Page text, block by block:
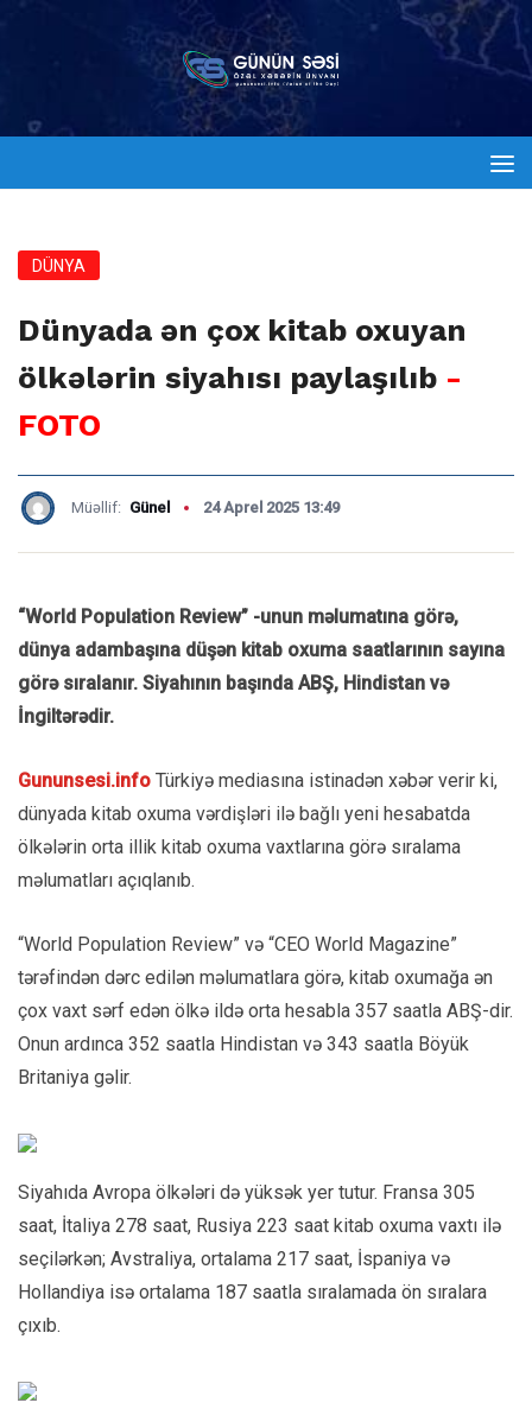
DÜNYA
Dünyada ən çox kitab oxuyan
ölkələrin siyahısı paylaşılıb -
FOTO
Müəllif: Günel 24 Aprel 2025 13:49
“World Population Review” -unun məlumatına görə,
dünya adambaşına düşən kitab oxuma saatlarının sayına
görəsıralanır. Siyahının başında ABŞ, Hindistan və
İngiltərədir.
Gununsesi.info Türkiyə mediasına istinadən xəbər verir ki,
dünyada kitab oxuma vərdişləri ilə bağlı yeni hesabatda
ölkələrin orta illik kitab oxuma vaxtlarına görə sıralama
məlumatları açıqlanıb.
“World Population Review” və “CEO World Magazine”
tərəfindən dərc edilən məlumatlara görə, kitab oxumağa ən
çox vaxt sərf edən ölkə ildə orta hesabla 357 saatla ABŞ-dir.
Onun ardınca 352 saatla Hindistan və 343 saatla Böyük
Britaniya gəlir.
Siyahıda Avropa ölkələri də yüksək yer tutur. Fransa 305
saat, İtaliya 278 saat, Rusiya 223 saat kitab oxuma vaxtı ilə
seçilərkən; Avstraliya, ortalama 217 saat, İspaniya və
Hollandiya isə ortalama 187 saatla sıralamada ön sıralara
çıxıb.